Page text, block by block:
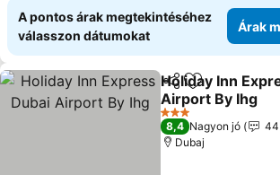
A pontos árak megtekintéséhez
válasszon dátumokat
Árak
Megosztás
Hozzáadás
Holiday Inn
Airport By Ihg
Árak
3 Kategória
8,4 Nagyon jó
Dubaj